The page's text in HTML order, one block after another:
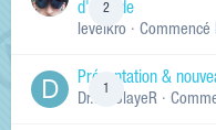
2
d'arcade
levelkro · Commencé
Présentation &
Dr.KinSlayeR ·